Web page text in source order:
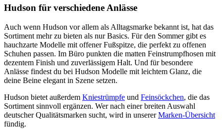
Hudson für verschiedene Anlässe
Auch wenn Hudson vor allem als Alltagsmarke bekannt ist, hat das
Sortiment mehr zu bieten als nur Basics. Für den Sommer gibt es
hauchzarte Modelle mit offener Fußspitze, die perfekt zu offenen
Schuhen passen. Im Büro punkten die matten Feinstrumpfhosen mit
dezentem Finish und zuverlässigem Halt. Und für besondere
Anlässe findest du bei Hudson Modelle mit leichtem Glanz, die
deine Beine elegant in Szene setzen.
Hudson bietet außerdem Kniestrümpfe und Feinsöckchen, die das
Sortiment sinnvoll ergänzen. Wer nach einer breiten Auswahl
deutscher Qualitätsmarken sucht, wird in unsererMarken-Übersicht
fündig.